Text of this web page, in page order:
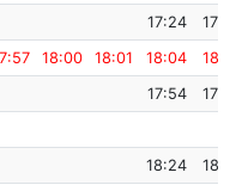
17:24
18:00 18:01 18:04
17:54
18:24